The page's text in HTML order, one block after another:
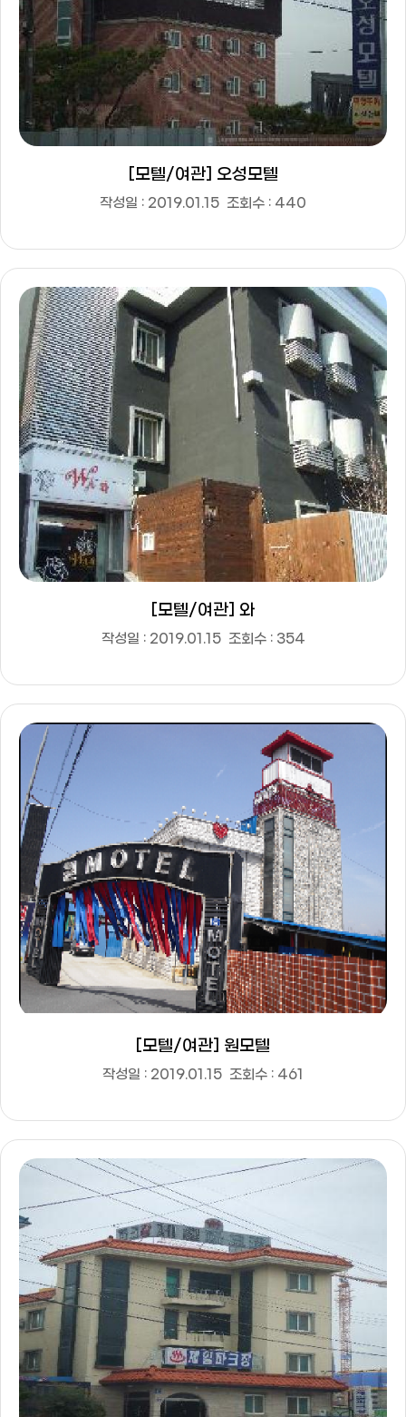
[모텔/여관] 오성모텔
작성일 : 2019.01.15 조회수 : 440
[모텔/여관] 와
작성일 : 2019.01.15 조회수 : 354
[모텔/여관] 원모텔
작성일 : 2019.01.15 조회수 : 461